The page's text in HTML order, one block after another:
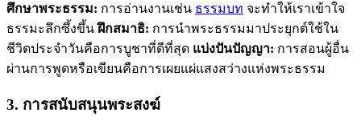
ศึกษาพระธรรม: การอ่านงานเช่น ธรรมบท จะทำให้เราเข้าใจ
ธรรมะลึกซึ้งขึ้นฝึกสมาธิ: การนำพระธรรมมาประยุกต์ใช้ใน
ชีวิตประจำวันคือการบูชาที่ดีที่สุด แบ่งปันปัญญา: การสอนผู้อื่น
ผ่านการพูดหรือเขียนคือการเผยแผ่แสงสว่างแห่งพระธรรม
3. การสนับสนุนพระสงฆ์